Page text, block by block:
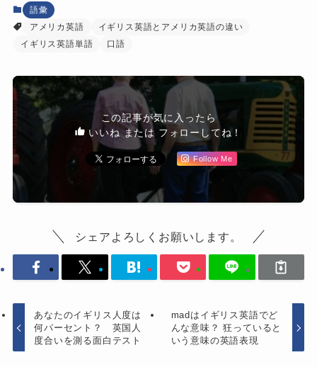
語彙
アメリカ英語
イギリス英語とアメリカ英語の違い
イギリス英語単語
口語
この記事が気に入ったら
いいね または フォローしてね！
Follow Me
シェアよろしくお願いします。
あなたのイギリス人度は
何パーセント？ 英国人
度合いを測る面白テスト
madはイギリス英語でど
んな意味？ 狂っていると
いう意味の英語表現